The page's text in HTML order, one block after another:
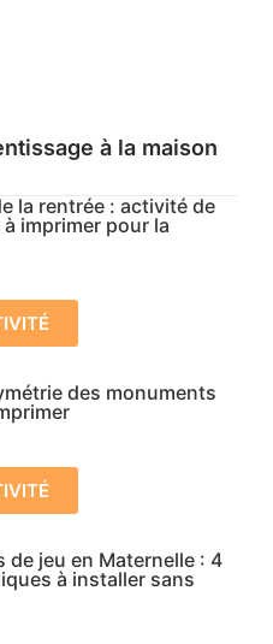
à la maison
la rentrée : activité de
imprimer pour la
des monuments
de jeu en Maternelle : 4
à installer sans